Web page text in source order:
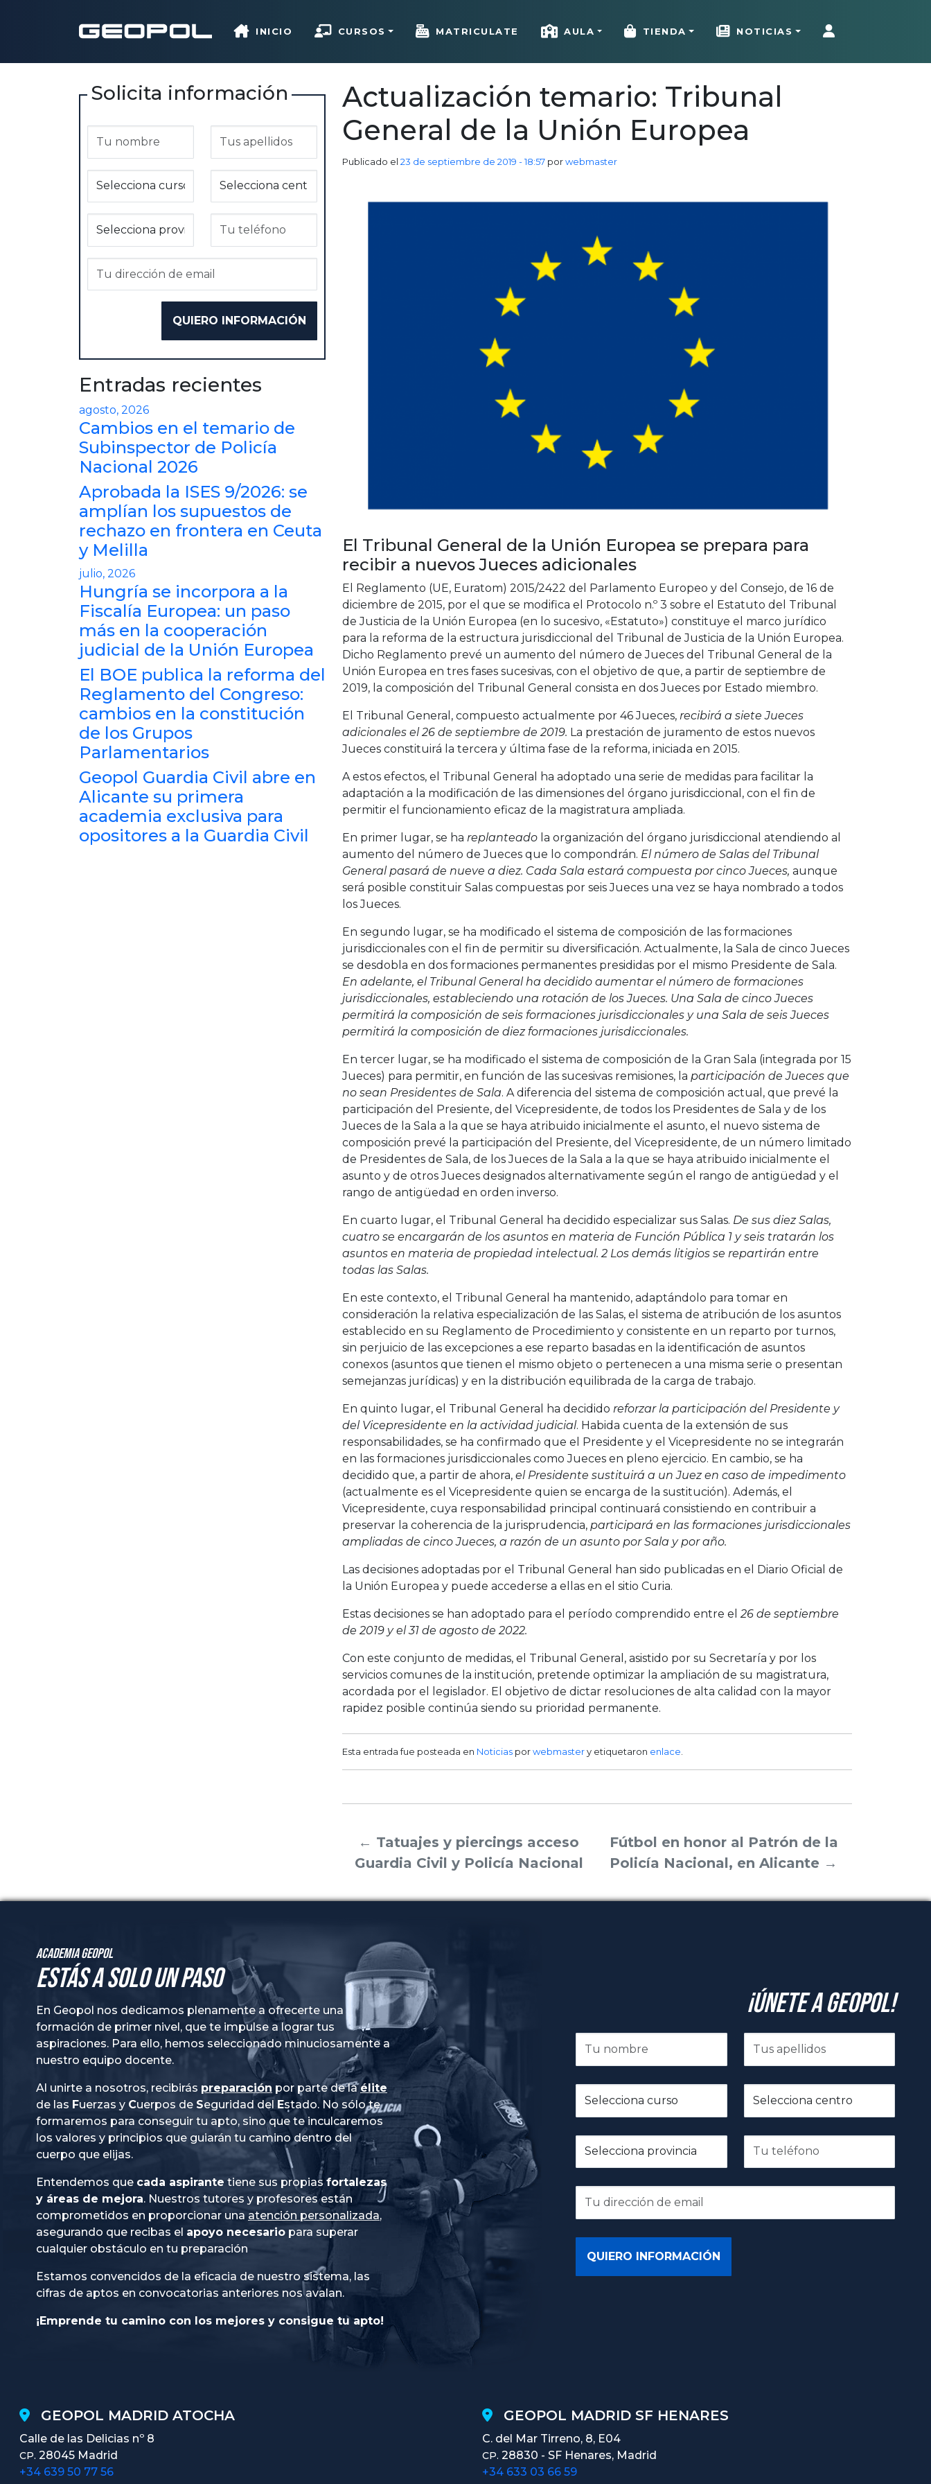
INICIO CURSOS MATRICULATE AULA TIENDA NOTICIAS
Actualización temario: Tribunal
General de la Unión Europea
Publicado el 23 de septiembre de 2019 - 18:57 porwebmaster
El Tribunal General de la Unión Europea se prepara para
recibir a nuevos Jueces adicionales
El Reglamento (UE, Euratom) 2015/2422 del Parlamento Europeo y del Consejo, de 16 de
diciembre de 2015, por el que se modifica el Protocolo n.º 3 sobre el Estatuto del Tribunal
de Justicia de la Unión Europea (en lo sucesivo, «Estatuto») constituye el marco jurídico
para la reforma de la estructura jurisdiccional del Tribunal de Justicia de la Unión Europea.
Dicho Reglamento prevé un aumento del número de Jueces del Tribunal General de la
Unión Europea en tres fases sucesivas, con el objetivo de que, a partir de septiembre de
2019, la composición del Tribunal General consista en dos Jueces por Estado miembro.
El Tribunal General, compuesto actualmente por 46 Jueces, recibirá a siete Jueces
adicionales el 26 de septiembre de 2019. La prestación de juramento de estos nuevos
Jueces constituirá la tercera y última fase de la reforma, iniciada en 2015.
A estos efectos, el Tribunal General ha adoptado una serie de medidas para facilitar la
adaptación a la modificación de las dimensiones del órgano jurisdiccional, con el fin de
permitir el funcionamiento eficaz de la magistratura ampliada.
En primer lugar, se ha replanteado la organización del órgano jurisdiccional atendiendo al
aumento del número de Jueces que lo compondrán. El número de Salas del Tribunal
General pasará de nueve a diez. Cada Sala estará compuesta por cinco Jueces, aunque
será posible constituir Salas compuestas por seis Jueces una vez se haya nombrado a todos
los Jueces.
En segundo lugar, se ha modificado el sistema de composición de las formaciones
jurisdiccionales con el fin de permitir su diversificación. Actualmente, la Sala de cinco Jueces
se desdobla en dos formaciones permanentes presididas por el mismo Presidente de Sala.
En adelante, el Tribunal General ha decidido aumentar el número de formaciones
jurisdiccionales, estableciendo una rotación de los Jueces. Una Sala de cinco Jueces
permitirá la composición de seis formaciones jurisdiccionales y una Sala de seis Jueces
permitirá la composición de diez formaciones jurisdiccionales.
En tercer lugar, se ha modificado el sistema de composición de la Gran Sala (integrada por 15
Jueces) para permitir, en función de las sucesivas remisiones, la participación de Jueces que
no sean Presidentes de Sala. A diferencia del sistema de composición actual, que prevé la
participación del Presiente, del Vicepresidente, de todos los Presidentes de Sala y de los
Jueces de la Sala a la que se haya atribuido inicialmente el asunto, el nuevo sistema de
composición prevé la participación del Presiente, del Vicepresidente, de un número limitado
de Presidentes de Sala, de los Jueces de la Sala a la que se haya atribuido inicialmente el
asunto y de otros Jueces designados alternativamente según el rango de antigüedad y el
rango de antigüedad en orden inverso.
En cuarto lugar, el Tribunal General ha decidido especializar sus Salas. De sus diez Salas,
cuatro se encargarán de los asuntos en materia de Función Pública 1 y seis tratarán los
asuntos en materia de propiedad intelectual. 2 Los demás litigios se repartirán entre
todas las Salas.
En este contexto, el Tribunal General ha mantenido, adaptándolo para tomar en
consideración la relativa especialización de las Salas, el sistema de atribución de los asuntos
establecido en su Reglamento de Procedimiento y consistente en un reparto por turnos,
sin perjuicio de las excepciones a ese reparto basadas en la identificación de asuntos
conexos (asuntos que tienen el mismo objeto o pertenecen a una misma serie o presentan
semejanzas jurídicas) y en la distribución equilibrada de la carga de trabajo.
En quinto lugar, el Tribunal General ha decidido reforzar la participación del Presidente y
del Vicepresidente en la actividad judicial. Habida cuenta de la extensión de sus
responsabilidades, se ha confirmado que el Presidente y el Vicepresidente no se integrarán
en las formaciones jurisdiccionales como Jueces en pleno ejercicio. En cambio, se ha
decidido que, a partir de ahora, el Presidente sustituirá a un Juez en caso de impedimento
(actualmente es el Vicepresidente quien se encarga de la sustitución). Además, el
Vicepresidente, cuya responsabilidad principal continuará consistiendo en contribuir a
preservar la coherencia de la jurisprudencia, participará en las formaciones jurisdiccionales
ampliadas de cinco Jueces, a razón de un asunto por Sala y por año.
Las decisiones adoptadas por el Tribunal General han sido publicadas en el Diario Oficial de
la Unión Europea y puede accederse a ellas en el sitio Curia.
Estas decisiones se han adoptado para el período comprendido entre el 26 de septiembre
de 2019 y el 31 de agosto de 2022.
Con este conjunto de medidas, el Tribunal General, asistido por su Secretaría y por los
servicios comunes de la institución, pretende optimizar la ampliación de su magistratura,
acordada por el legislador. El objetivo de dictar resoluciones de alta calidad con la mayor
rapidez posible continúa siendo su prioridad permanente.
Esta entrada fue posteada en Noticias porwebmastery etiquetaron enlace
← Tatuajes y piercings acceso
Guardia Civil y Policía Nacional
Fútbol en honor al Patrón de la
Policía Nacional, en Alicante →
Solicita información
Entradas recientes
agosto, 2026
Cambios en el temario de
Subinspector de Policía
Nacional 2026
Aprobada la ISES 9/2026: se
amplían los supuestos de
rechazo en frontera en Ceuta
y Melilla
julio, 2026
Hungría se incorpora a la
Fiscalía Europea: un paso
más en la cooperación
judicial de la Unión Europea
El BOE publica la reforma del
Reglamento del Congreso:
cambios en la constitución
de los Grupos
Parlamentarios
Geopol Guardia Civil abre en
Alicante su primera
academia exclusiva para
opositores a la Guardia Civil
Academia GeoPol
Estás a solo un paso
En Geopol nos dedicamos plenamente a ofrecerte una
formación de primer nivel, que te impulse a lograr tus
aspiraciones. Para ello, hemos seleccionado minuciosamente a
nuestro equipo docente.
Al unirte a nosotros, recibirás preparación por parte de laélite
de las
Fuerzas y Cuerpos de Seguridad del Estado. No sólo te
formaremos para conseguir tu apto, sino que te inculcaremos
los valores y principios que guiarán tu camino dentro del
cuerpo que elijas.
Entendemos que cada aspirante tiene sus propiasfortalezas
y áreas de mejora. Nuestros tutores y profesores están
comprometidos en proporcionar una atención personalizada,
asegurando que recibas el apoyo necesario para superar
cualquier obstáculo en tu preparación
Estamos convencidos de la eficacia de nuestro sistema, las
cifras de aptos en convocatorias anteriores nos avalan.
¡Emprende tu camino con los mejores y consigue tu apto!
¡Únete a GeoPol!
GEOPOL MADRID ATOCHA
Calle de las Delicias nº 8
CP. 28045 Madrid
+34 639 50 77 56
GEOPOL MADRID SF HENARES
C. del Mar Tirreno, 8, E04
CP. 28830 - SF Henares, Madrid
+34 633 03 66 59